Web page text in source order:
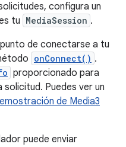
configura un
tu MediaSession .
de conectarse a tu
onConnect() .
proporcionado para
solicitud. Puedes ver un
de Media3
puede enviar